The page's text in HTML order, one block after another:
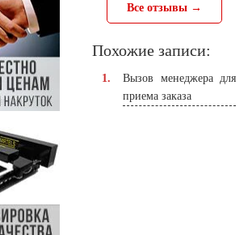
Все отзывы →
Похожие записи:
Вызов менеджера для
приема заказа